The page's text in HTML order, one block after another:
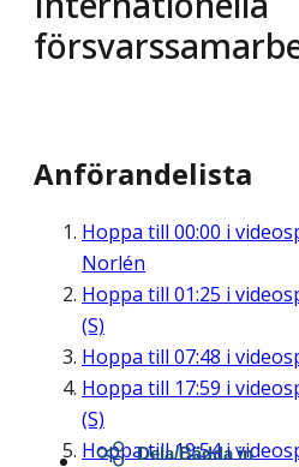
Anförandelista
Hoppa till 00:00 i
Norlén
Hoppa till 01:25 i
(S)
Hoppa till 07:48 i
Hoppa till 17:59 i
(S)
Hoppa till19:54i
Dela/Bädda in